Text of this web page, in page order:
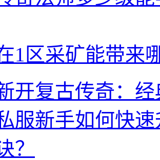
1区采矿能带来
开复古传奇：
服新手如何快
？